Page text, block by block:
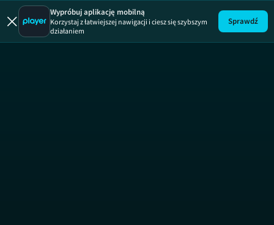
Jestem z
Wypróbuj aplikację mobilną
Korzystaj z łatwiejszej nawigacji i ciesz się szybszym
działaniem
Sprawdź